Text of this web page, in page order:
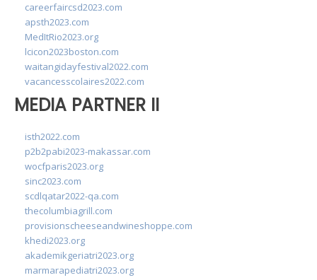
careerfaircsd2023.com
apsth2023.com
MedItRio2023.org
lcicon2023boston.com
waitangidayfestival2022.com
vacancesscolaires2022.com
MEDIA PARTNER II
isth2022.com
p2b2pabi2023-makassar.com
wocfparis2023.org
sinc2023.com
scdlqatar2022-qa.com
thecolumbiagrill.com
provisionscheeseandwineshoppe.com
khedi2023.org
akademikgeriatri2023.org
marmarapediatri2023.org